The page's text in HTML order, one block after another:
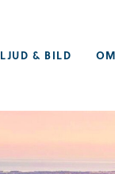
LJUD & BILD